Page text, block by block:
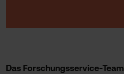
Das Forschungsservice-Team